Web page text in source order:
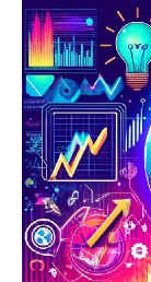
シ
ョ
ン